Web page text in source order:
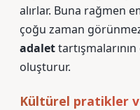
alırlar. Buna rağmen
çoğu zaman
adalet
oluşturur.
Kültürel pratikler